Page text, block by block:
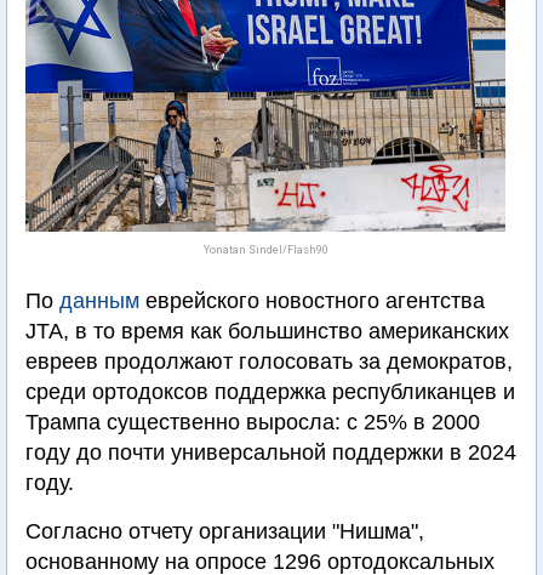
Yonatan Sindel/Flash90
По данным еврейского новостного агентства
JTA, в то время как большинство американских
евреев продолжают голосовать за демократов,
среди ортодоксов поддержка республиканцев и
Трампа существенно выросла: с 25% в 2000
году до почти универсальной поддержки в 2024
году.
Согласно отчету организации "Нишма",
основанному на опросе 1296 ортодоксальных